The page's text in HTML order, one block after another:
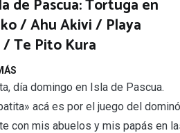
de Pascua: Tortuga en
/ Ahu Akivi / Playa
Te Pito Kura
día domingo en Isla de Pascua.
acá es por el juego del
con mis abuelos y mis papás en